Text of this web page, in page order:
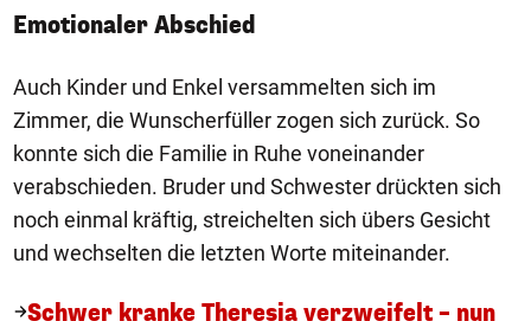
Emotionaler Abschied
Auch Kinder und Enkel versammelten sich im
Zimmer, die Wunscherfüller zogen sich zurück. So
konnte sich die Familie in Ruhe voneinander
verabschieden. Bruder und Schwester drückten sich
noch einmal kräftig, streichelten sich übers Gesicht
und wechselten die letzten Worte miteinander.
Schwer kranke Theresia verzweifelt – nun